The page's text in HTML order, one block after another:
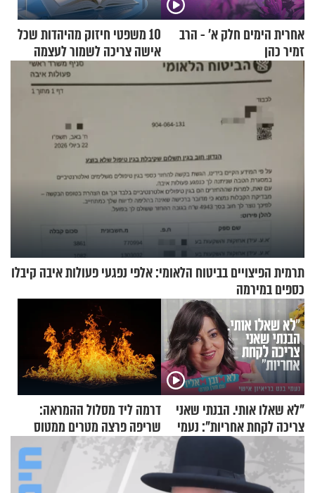
אחרית הימים חלק א’ - הרב
זמיר כהן
10 משפטי חיזוק מהיהדות שכל
אישה צריכה לשמור לעצמה
תרמית הפיצויים בביטוח הלאומי: אלפי נפגעי פעולות איבה קיבלו
כספים במירמה
"לא שאלו אותי. הבנתי שאני
צריכה לקחת אחריות": נעמי
בנט בריאיון אישי
דרמה ליד מסלול ההמראה:
שריפה פרצה מטרים ממטוס
מלא בנוסעים